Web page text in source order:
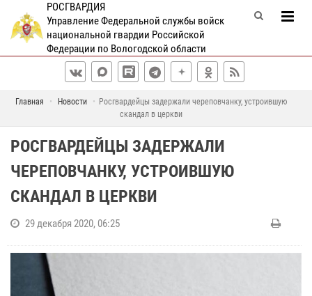
РОСГВАРДИЯ
Управление Федеральной службы войск
национальной гвардии Российской
Федерации по Вологодской области
Главная Новости
Росгвардейцы задержали череповчанку, устроившую
скандал в церкви
РОСГВАРДЕЙЦЫ ЗАДЕРЖАЛИ
ЧЕРЕПОВЧАНКУ, УСТРОИВШУЮ
СКАНДАЛ В ЦЕРКВИ
29 декабря 2020, 06:25